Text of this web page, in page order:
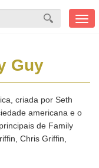
Guy
criada por Seth
americana e o
de Family
Chris Griffin,